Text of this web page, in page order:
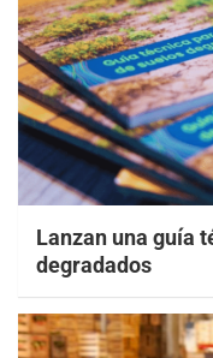
Lanzan una guía
degradados